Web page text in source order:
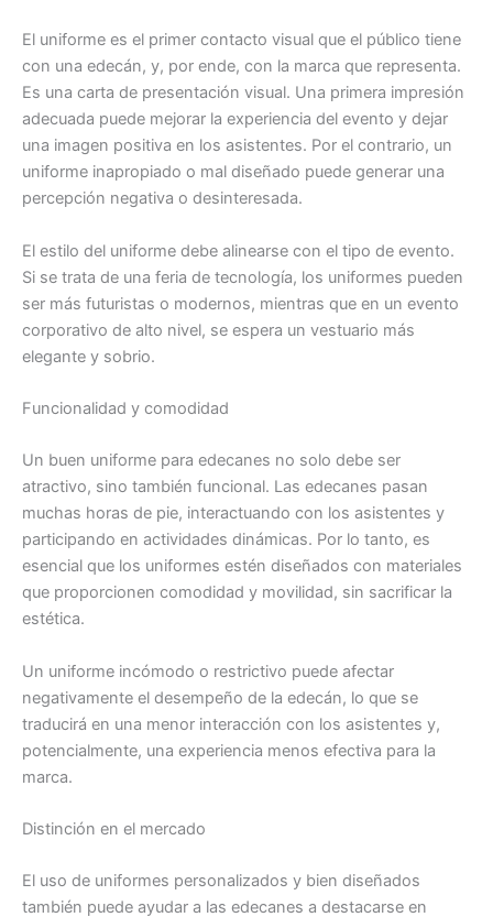
El uniforme es el primer contacto visual que el público tiene
con una edecán, y, por ende, con la marca que representa.
Es una carta de presentación visual. Una primera impresión
adecuada puede mejorar la experiencia del evento y dejar
una imagen positiva en los asistentes. Por el contrario, un
uniforme inapropiado o mal diseñado puede generar una
percepción negativa o desinteresada.
El estilo del uniforme debe alinearse con el tipo de evento.
Si se trata de una feria de tecnología, los uniformes pueden
ser más futuristas o modernos, mientras que en un evento
corporativo de alto nivel, se espera un vestuario más
elegante y sobrio.
Funcionalidad y comodidad
Un buen uniforme para edecanes no solo debe ser
atractivo, sino también funcional. Las edecanes pasan
muchas horas de pie, interactuando con los asistentes y
participando en actividades dinámicas. Por lo tanto, es
esencial que los uniformes estén diseñados con materiales
que proporcionen comodidad y movilidad, sin sacrificar la
estética.
Un uniforme incómodo o restrictivo puede afectar
negativamente el desempeño de la edecán, lo que se
traducirá en una menor interacción con los asistentes y,
potencialmente, una experiencia menos efectiva para la
marca.
Distinción en el mercado
El uso de uniformes personalizados y bien diseñados
también puede ayudar a las edecanes a destacarse en